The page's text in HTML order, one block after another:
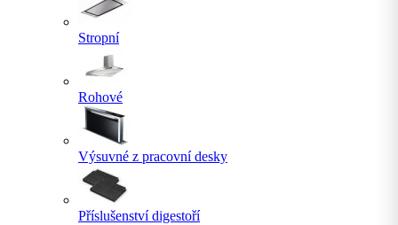
Stropní
Rohové
Výsuvné z pracovní desky
Příslušenství digestoří